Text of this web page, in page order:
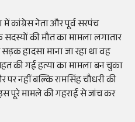
कांग्रेस नेता और पूर्व सरपंच
की मौत का मामला लगातार
हादसा माना जा रहा था वह
की गई हत्या का मामला बन चुका
नहीं बल्कि रामसिंह चौधरी की
पूरे मामले की गहराई से जांच कर